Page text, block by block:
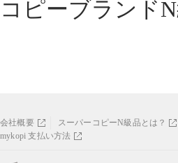
コピーブランド
会社概要 スーパーコピーN級品とは？
mykopi 支払い方法